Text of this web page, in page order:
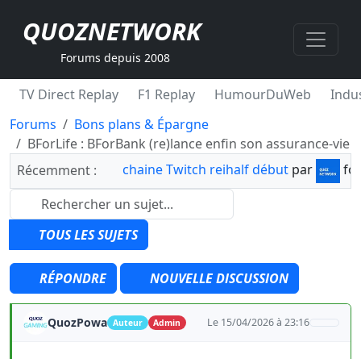
QUOZNETWORK
Forums depuis 2008
TV Direct Replay F1 Replay HumourDuWeb
Forums
Bons plans & Épargne
BForLife : BForBank (re)lance enfin son assurance-vie
Récemment :
chaine Twitch reihalf début par
TOUS LES SUJETS
RÉPONDRE NOUVELLE DISCUSSION
QuozPowa Auteur Admin Le 15/04/2026 à 23:16